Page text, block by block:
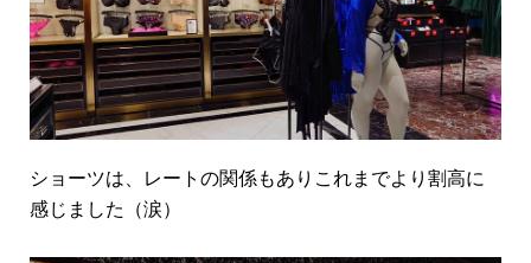
ショーツは、レートの関係もありこれまでより割高に
感じました（涙）